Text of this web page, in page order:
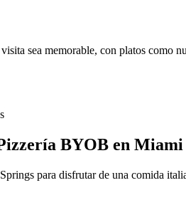
sea memorable, con platos como
BYOB en Miami
para disfrutar de una comida